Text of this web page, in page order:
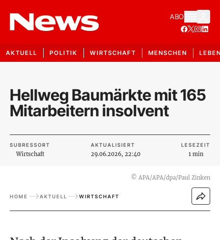
ABO
AKTUELL POLITIK WIRTSCHAFT MENSCHEN
Hellweg Baumärkte mit 165
Mitarbeitern insolvent
SUBRESSORT
Wirtschaft
AKTUALISIERT
29.06.2026, 22:40
LESEZEIT
1 min
© APA/APA/dpa/Paul Zinken
HOME AKTUELL WIRTSCHAFT